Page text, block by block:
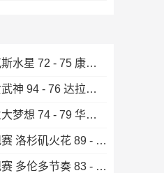
WNBA常规赛 菲尼克斯水星 72 - 75 康涅狄格太阳 全场集锦
WNBA常规赛 金州女武神 94 - 76 达拉斯飞翼 全场集锦
WNBA常规赛 亚特兰大梦想 74 - 79 华盛顿神秘人 全场集锦
08月07日WNBA常规赛 洛杉矶火花 89 - 82 明尼苏达山猫 全场集锦
08月07日WNBA常规赛 多伦多节奏 83 - 97 波特兰火焰 集锦